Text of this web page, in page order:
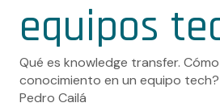
equipos
Qué es knowledge transfer.
conocimiento en un equipo tech?
Pedro Cailá